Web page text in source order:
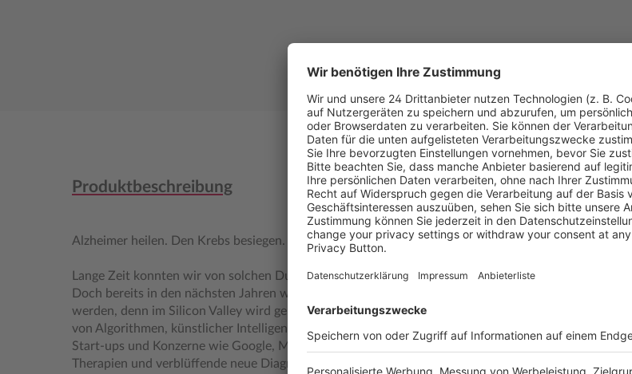
Produktbeschreibung
Alzheimer heilen. Den Krebs besiegen. Jahrzehnte länger leben.
Lange Zeit konnten wir von solchen Durchbrüchen in der Medizin nur träumen.
Doch bereits in den nächsten Jahren werden viele dieser Träume Wirklichkeit
werden, denn im Silicon Valley wird gerade die Medizin neu erfunden. Mithilfe
von Algorithmen, künstlicher Intelligenz und Unmengen an Daten entwickeln
Start-ups und Konzerne wie Google, Microsoft, Apple und Co. bahnbrechende
Therapien und verblüffende neue Diagnosemöglichkeiten. Thomas Schulz,